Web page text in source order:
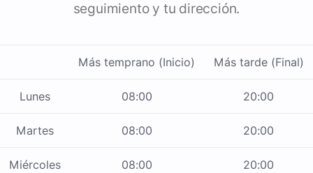
seguimiento y tu dirección.
Más temprano (Inicio) Más tarde (Final)
Lunes 08:00 20:00
Martes 08:00 20:00
Miércoles 08:00 20:00